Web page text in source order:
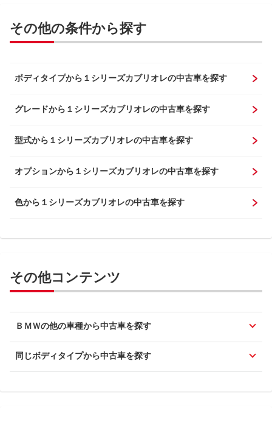
その他の条件から探す
ボディタイプから１シリーズカブリオレの中古車を探す
グレードから１シリーズカブリオレの中古車を探す
型式から１シリーズカブリオレの中古車を探す
オプションから１シリーズカブリオレの中古車を探す
色から１シリーズカブリオレの中古車を探す
その他コンテンツ
ＢＭＷの他の車種から中古車を探す
同じボディタイプから中古車を探す